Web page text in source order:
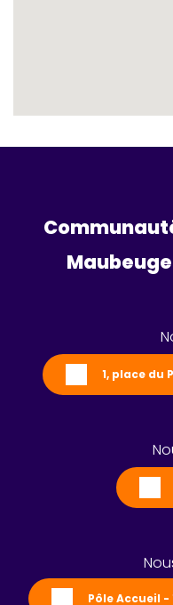
1, place du
Pôle Accueil -